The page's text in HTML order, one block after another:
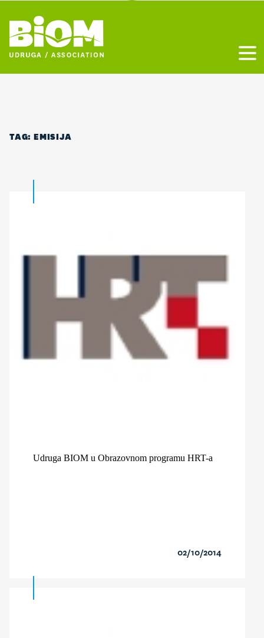
TAG: EMISIJA
Udruga BIOM u Obrazovnom programu HRT-a
02/10/2014